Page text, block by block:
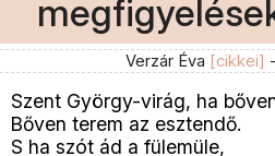
Verzár Éva [cikkei]
Szent György-virág, ha
Bőven terem az esztendő.
S ha szót ád a fülemüle,